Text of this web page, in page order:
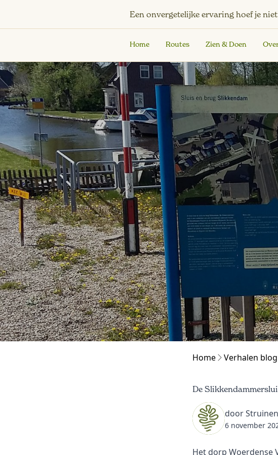
Een onvergetelijke ervaring hoef je
Home Routes Zien & Doen
Home Verhalen blog
De
door
6 november
Het dorp Woerdense